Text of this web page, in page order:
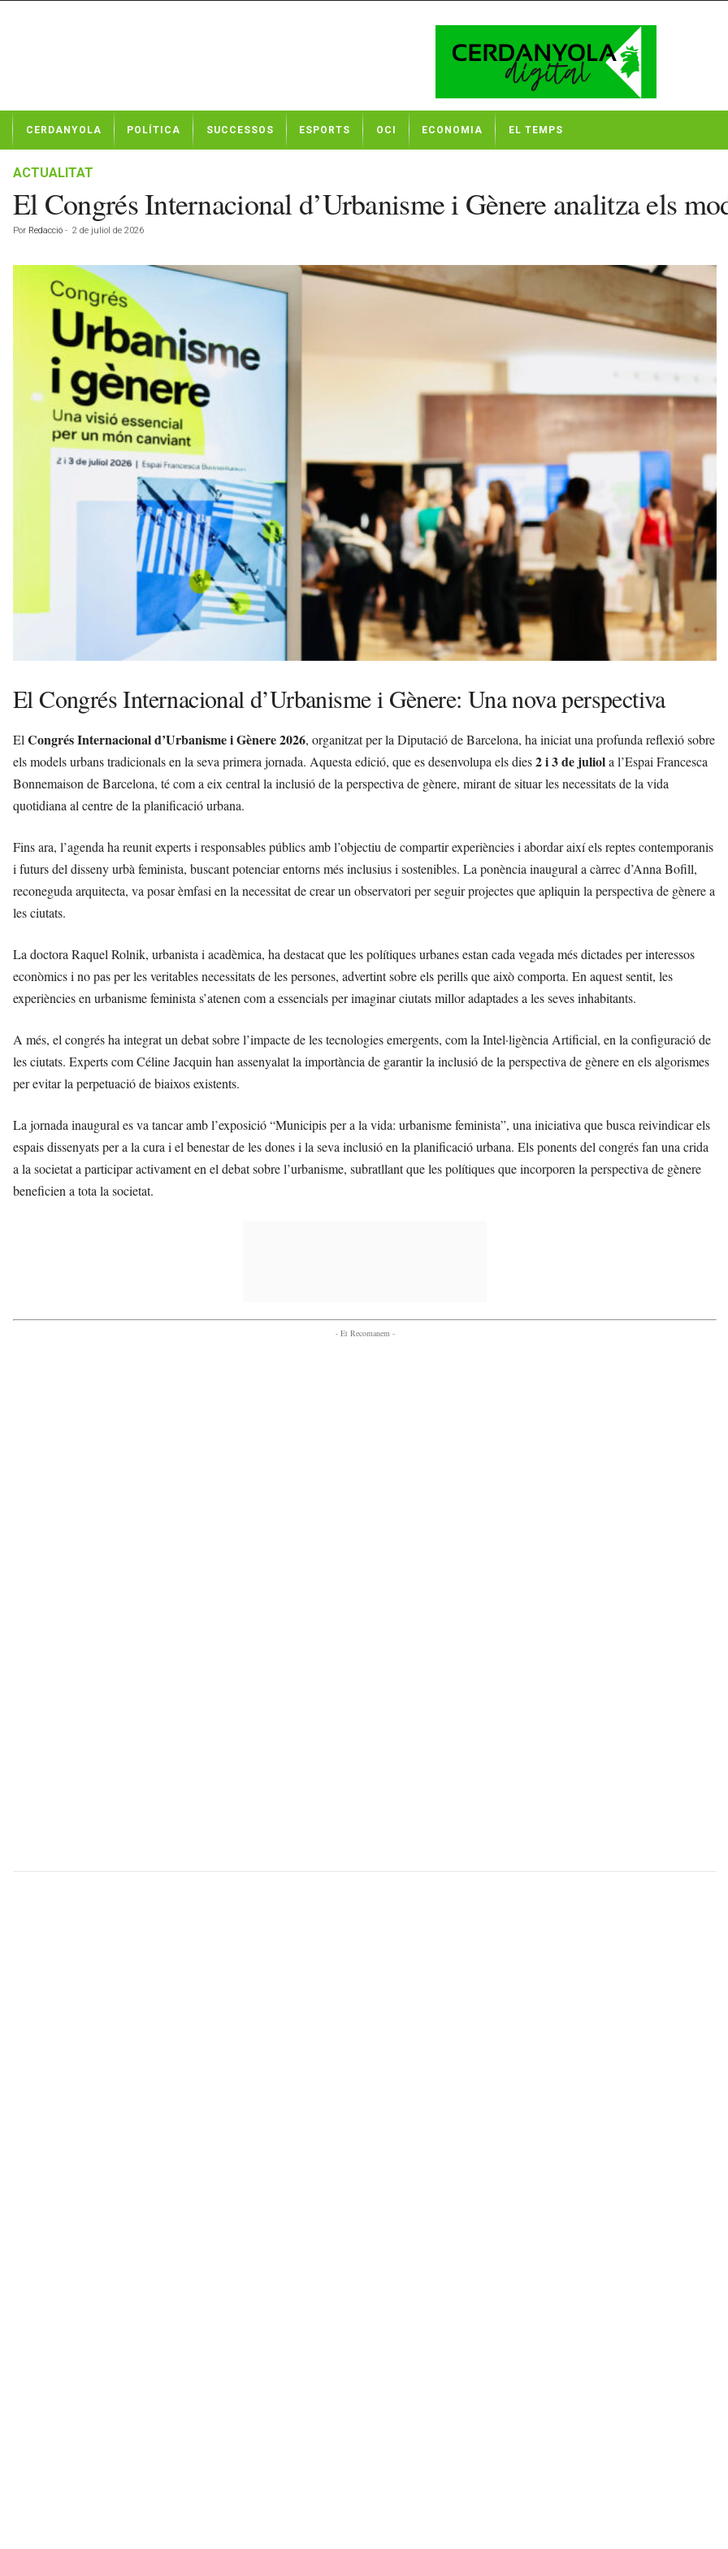
t
CERDANYOLA POLÍTICA SUCCESSOS ESPORTS OCI ECONOMIA EL TEMPS
ACTUALITAT
El Congrés Internacional d’Urbanisme i Gènere analitza els
Por Redacció - 2 de juliol de 2026
El Congrés Internacional d’Urbanisme i Gènere: Una nova perspectiva
ElCongrés Internacional d’Urbanisme i Gènere 2026, organitzat per la Diputació de Barcelona, ha iniciat una profunda reflexió sobre
els models urbans tradicionals en la seva primera jornada. Aquesta edició, que es desenvolupa els dies2 i 3 de juliola l’Espai Francesca
Bonnemaison de Barcelona, té com a eix central la inclusió de la perspectiva de gènere, mirant de situar les necessitats de la vida
quotidiana al centre de la planificació urbana.
Fins ara, l’agenda ha reunit experts i responsables públics amb l’objectiu de compartir experiències i abordar així els reptes contemporanis
i futurs del disseny urbà feminista, buscant potenciar entorns més inclusius i sostenibles. La ponència inaugural a càrrec d’Anna Bofill,
reconeguda arquitecta, va posar èmfasi en la necessitat de crear un observatori per seguir projectes que apliquin la perspectiva de gènere a
les ciutats.
La doctora Raquel Rolnik, urbanista i acadèmica, ha destacat que les polítiques urbanes estan cada vegada més dictades per interessos
econòmics i no pas per les veritables necessitats de les persones, advertint sobre els perills que això comporta. En aquest sentit, les
experiències en urbanisme feminista s’atenen com a essencials per imaginar ciutats millor adaptades a les seves inhabitants.
A més, el congrés ha integrat un debat sobre l’impacte de les tecnologies emergents, com la Intel·ligència Artificial, en la configuració de
les ciutats. Experts com Céline Jacquin han assenyalat la importància de garantir la inclusió de la perspectiva de gènere en els algorismes
per evitar la perpetuació de biaixos existents.
La jornada inaugural es va tancar amb l’exposició “Municipis per a la vida: urbanisme feminista”, una iniciativa que busca reivindicar els
espais dissenyats per a la cura i el benestar de les dones i la seva inclusió en la planificació urbana. Els ponents del congrés fan una crida
a la societat a participar activament en el debat sobre l’urbanisme, subratllant que les polítiques que incorporen la perspectiva de gènere
beneficien a tota la societat.
- Et Recomanem -